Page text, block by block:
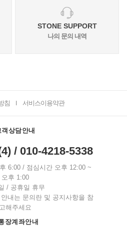
STONE SUPPORT
나의 문의 내역
침 서비스이용약관
객상담안내
/ 010-4218-5338
6:00 / 점심시간 오후 12:00 ~
오후 1:00
/ 공휴일 휴무
내는 문의란 및 공지사항을 참
고해주세요
장계좌안내